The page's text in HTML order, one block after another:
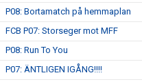
P08: Bortamatch på hemmaplan
FCB P07: Storseger mot MFF
P08: Run To You
P07: ÄNTLIGEN IGÅNG!!!!